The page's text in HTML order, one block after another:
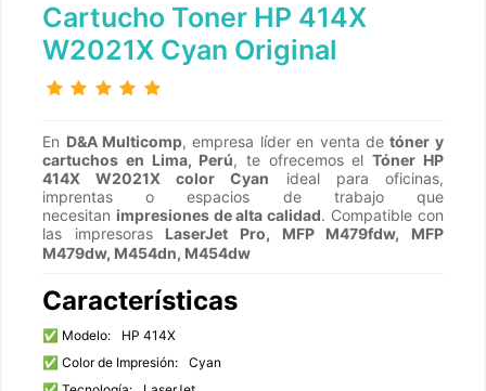
Cartucho Toner HP 414X
W2021X Cyan Original
En D&A Multicomp, empresa líder en venta detóner y
cartuchos en Lima, Perú, te ofrecemos el Tóner HP
414X W2021X color Cyan ideal para oficinas,
imprentas o espacios de trabajo que
necesitanimpresiones de alta calidad. Compatible con
las impresoras
LaserJet Pro, MFP M479fdw, MFP
M479dw, M454dn, M454dw
Características
✅ Modelo:
HP 414X
✅ Color de Impresión:
Cyan